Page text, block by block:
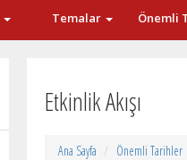
Temalar Önemli
Etkinlik Akışı
Ana Sayfa Önemli Tarihler